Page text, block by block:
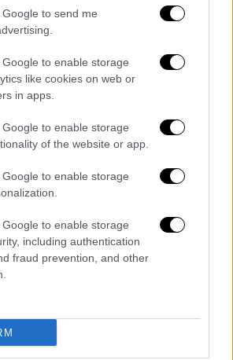
to send me
to enable storage
like cookies on web or
in apps.
to enable storage
of the website or app.
to enable storage
to enable storage
including authentication
fraud prevention, and other
του FBI προς
δίωξης.
υπογράφουν δεσμεύσεις
διαβαθμισμένα έγγραφα
να μην αποκαλύψουν τα
έχουμε την πρόθεση να
(για να δείξουμε) πόσο
αυτό για την εθνική μας
Γκάρλαντ.
Discord, στην οποία ο
πάθος για τα
το στρατιωτικό υλικό και τη